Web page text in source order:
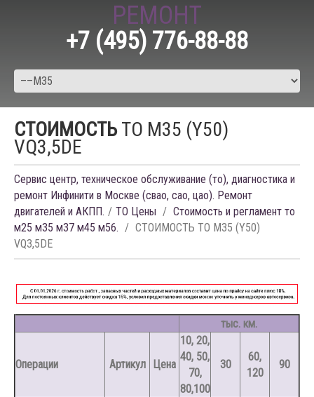
РЕМОНТ
+7 (495) 776-88-88
СТОИМОСТЬТО M35 (Y50)
VQ3,5DE
Сервис центр, техническое обслуживание (то), диагностика и
ремонт Инфинити в Москве (свао, сао, цао). Ремонт
двигателей и АКПП.
ТО Цены
Стоимость и регламент то
м25 м35 м37 м45 м56.
СТОИМОСТЬ ТО M35 (Y50)
VQ3,5DE
тыс. км.
Операции Артикул Цена
10, 20,
40, 50,
70,
80,100
30
60,
120
90